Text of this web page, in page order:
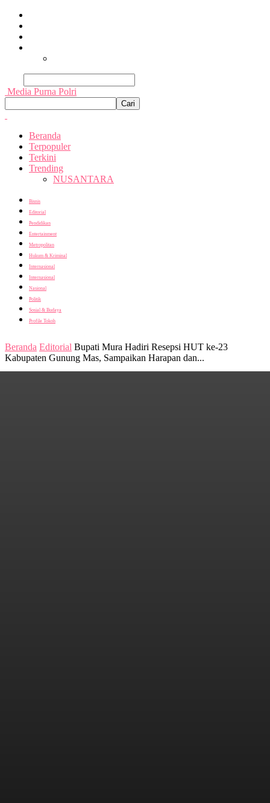
Media Purna Polri
Beranda
Terpopuler
Terkini
Trending
NUSANTARA
Bisnis
Editorial
Pendidikan
Entertainment
Metropolitan
Hukum & Kriminal
Internasional
Internasional
Nasional
Politik
Sosial & Budaya
Profile Tokoh
Beranda Editorial Bupati Mura Hadiri Resepsi HUT ke-23
Kabupaten Gunung Mas, Sampaikan Harapan dan...